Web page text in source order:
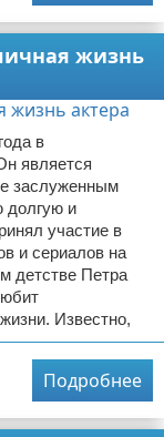
жизнь
в
является
заслуженным
долгую и
участие в
и сериалов на
детстве Петра
Известно,
Подробнее